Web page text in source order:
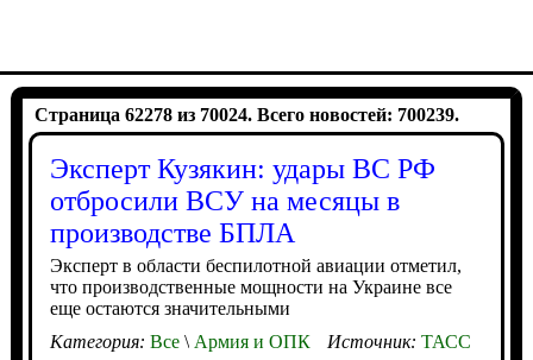
Страница 62278 из 70024. Всего новостей: 700239.
Эксперт Кузякин: удары ВС РФ
отбросили ВСУ на месяцы в
производстве БПЛА
Эксперт в области беспилотной авиации отметил,
что производственные мощности на Украине все
еще остаются значительными
Категория: Все\Армия и ОПК Источник: ТАСС